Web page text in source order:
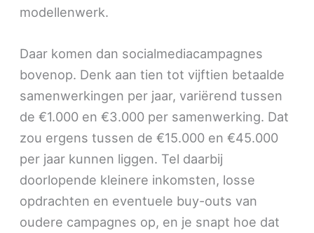
modellenwerk.
Daar komen dan socialmediacampagnes
bovenop. Denk aan tien tot vijftien betaalde
samenwerkingen per jaar, variërend tussen
de €1.000 en €3.000 per samenwerking. Dat
zou ergens tussen de €15.000 en €45.000
per jaar kunnen liggen. Tel daarbij
doorlopende kleinere inkomsten, losse
opdrachten en eventuele buy-outs van
oudere campagnes op, en je snapt hoe dat